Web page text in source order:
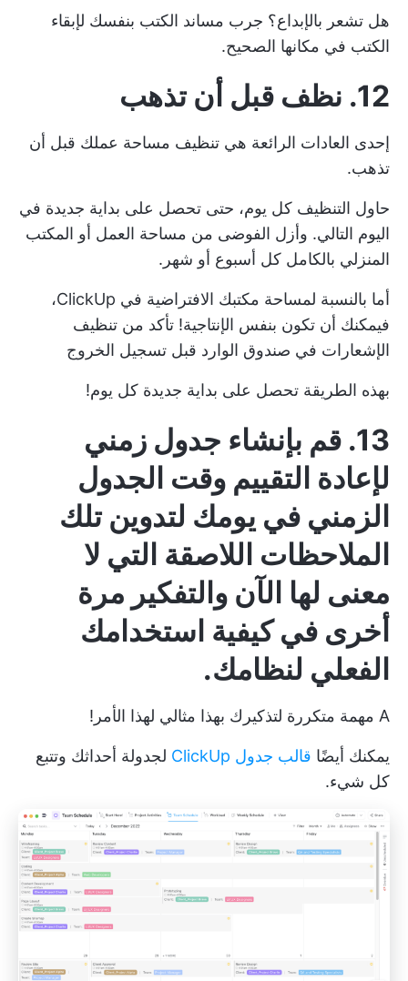
هل تشعر بالإبداع؟ جرب مساند الكتب بنفسك لإبقاء
الكتب في مكانها الصحيح.
12. نظف قبل أن تذهب
إحدى العادات الرائعة هي تنظيف مساحة عملك قبل أن
تذهب.
حاول التنظيف كل يوم، حتى تحصل على بداية جديدة في
اليوم التالي. وأزل الفوضى من مساحة العمل أو المكتب
المنزلي بالكامل كل أسبوع أو شهر.
أما بالنسبة لمساحة مكتبك الافتراضية في ClickUp،
فيمكنك أن تكون بنفس الإنتاجية! تأكد من تنظيف
الإشعارات في صندوق الوارد قبل تسجيل الخروج
بهذه الطريقة تحصل على بداية جديدة كل يوم!
13. قم بإنشاء جدول زمني
لإعادة التقييم وقت الجدول
الزمني في يومك لتدوين تلك
الملاحظات اللاصقة التي لا
معنى لها الآن والتفكير مرة
أخرى في كيفية استخدامك
الفعلي لنظامك.
A مهمة متكررة لتذكيرك بهذا مثالي لهذا الأمر!
يمكنك أيضًا قالب جدول ClickUp
لجدولة أحداثك وتتبع
كل شيء.